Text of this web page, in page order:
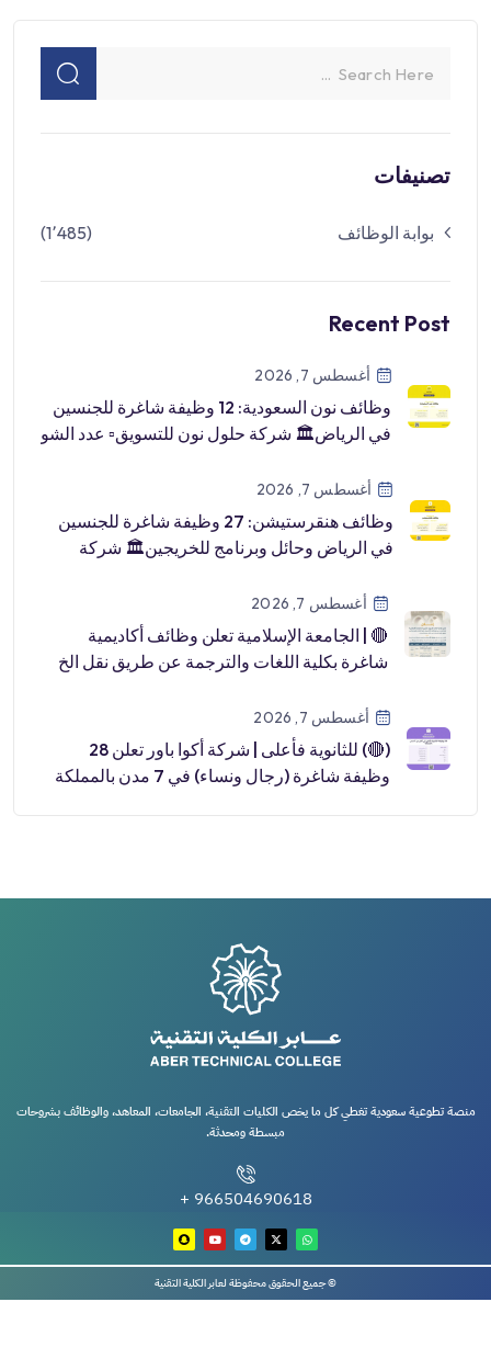
تصنيفات
بوابة الوظائف (1٬485)
Recent Post
أغسطس 7, 2026
وظائف نون السعودية: 12 وظيفة شاغرة للجنسين
في الرياض🏛 شركة حلول نون للتسويق▫️ عدد الشو
أغسطس 7, 2026
وظائف هنقرستيشن: 27 وظيفة شاغرة للجنسين
في الرياض وحائل وبرنامج للخريجين🏛 شركة
أغسطس 7, 2026
🔴 | الجامعة الإسلامية تعلن وظائف أكاديمية
شاغرة بكلية اللغات والترجمة عن طريق نقل الخ
أغسطس 7, 2026
(🔴) للثانوية فأعلى | شركة أكوا باور تعلن 28
وظيفة شاغرة (رجال ونساء) في 7 مدن بالمملكة
منصة تطوعية سعودية تغطي كل ما يخص الكليات التقنية، الجامعات، المعاهد، والوظائف بشروحات
مبسطة ومحدثة.
966504690618 +
© جميع الحقوق محفوظة لعابر الكلية التقنية